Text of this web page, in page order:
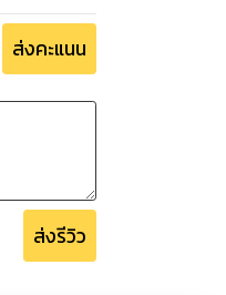
ส่งคะแนน
ส่งรีวิว